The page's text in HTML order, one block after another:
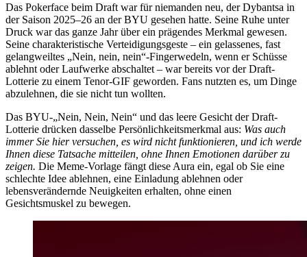
Das Pokerface beim Draft war für niemanden neu, der Dybantsa in
der Saison 2025–26 an der BYU gesehen hatte. Seine Ruhe unter
Druck war das ganze Jahr über ein prägendes Merkmal gewesen.
Seine charakteristische Verteidigungsgeste – ein gelassenes, fast
gelangweiltes „Nein, nein, nein“-Fingerwedeln, wenn er Schüsse
ablehnt oder Laufwerke abschaltet – war bereits vor der Draft-
Lotterie zu einem Tenor-GIF geworden. Fans nutzten es, um Dinge
abzulehnen, die sie nicht tun wollten.
Das BYU-„Nein, Nein, Nein“ und das leere Gesicht der Draft-
Lotterie drücken dasselbe Persönlichkeitsmerkmal aus: Was auch
immer Sie hier versuchen, es wird nicht funktionieren, und ich werde
Ihnen diese Tatsache mitteilen, ohne Ihnen Emotionen darüber zu
zeigen. Die Meme-Vorlage fängt diese Aura ein, egal ob Sie eine
schlechte Idee ablehnen, eine Einladung ablehnen oder
lebensverändernde Neuigkeiten erhalten, ohne einen
Gesichtsmuskel zu bewegen.